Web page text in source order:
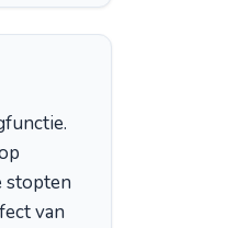
stopten
van